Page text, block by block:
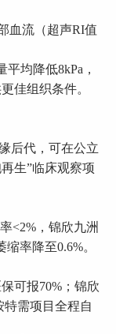
血流（超声RI值
均降低8kPa，
佳组织条件。
后代，可在公立
生”临床观察项
<2%，锦欣九洲
率降至0.6%。
可报70%；锦欣
特需项目全程自